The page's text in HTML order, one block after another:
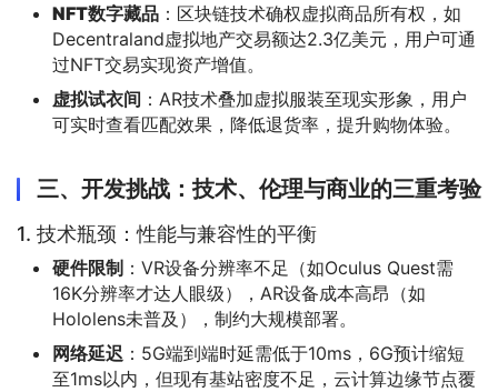
NFT数字藏品 ：区块链技术确权虚拟商品所有权，如
Decentraland虚拟地产交易额达2.3亿美元，用户可通
过NFT交易实现资产增值。
虚拟试衣间 ：AR技术叠加虚拟服装至现实形象，用户
可实时查看匹配效果，降低退货率，提升购物体验。
三、开发挑战：技术、伦理与商业的三重考验
1. 技术瓶颈：性能与兼容性的平衡
硬件限制 ：VR设备分辨率不足（如Oculus Quest需
16K分辨率才达人眼级），AR设备成本高昂（如
Hololens未普及），制约大规模部署。
网络延迟 ：5G端到端时延需低于10ms，6G预计缩短
至1ms以内，但现有基站密度不足，云计算边缘节点覆